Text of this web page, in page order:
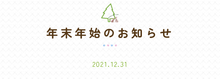
年末年始のお知らせ
2021.12.31